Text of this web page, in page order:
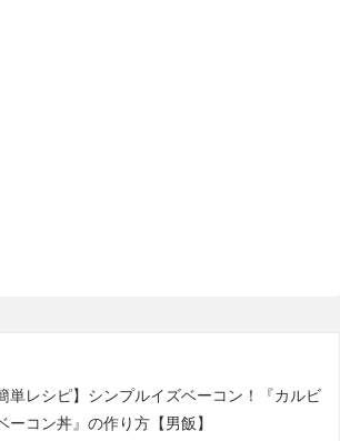
簡単レシピ】シンプルイズベーコン！『カルビ
ーコン丼』の作り方【男飯】